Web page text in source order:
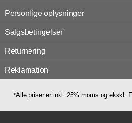
Personlige oplysninger
Salgsbetingelser
Returnering
Reklamation
*Alle priser er inkl. 25% moms og ekskl.